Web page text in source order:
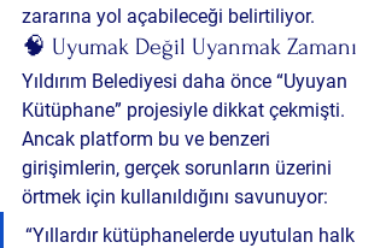
zararına yol açabileceği belirtiliyor.
🧠 Uyumak Değil Uyanmak Zamanı
Yıldırım Belediyesi daha önce “Uyuyan
Kütüphane” projesiyle dikkat çekmişti.
Ancak platform bu ve benzeri
girişimlerin, gerçek sorunların üzerini
örtmek için kullanıldığını savunuyor:
“Yıllardır kütüphanelerde uyutulan halk